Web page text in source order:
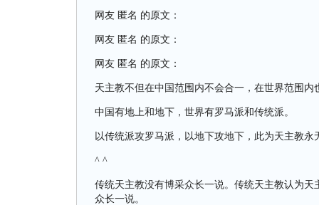
网友 匿名 的原文：
网友 匿名 的原文：
网友 匿名 的原文：
天主教不但在中国范围内不会合一，在世界范围内
中国有地上和地下，世界有罗马派和传统派。
以传统派攻罗马派，以地下攻地下，此为天主教永
^ ^
传统天主教没有博采众长一说。传统天主教认为
众长一说。